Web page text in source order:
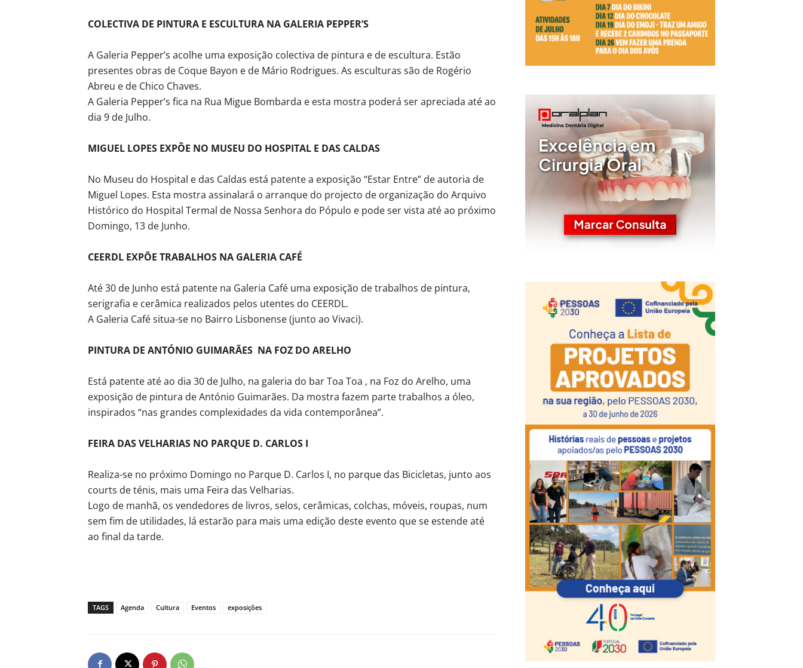
COLECTIVA DE PINTURA E ESCULTURA NA GALERIA PEPPER’S
A Galeria Pepper’s acolhe uma exposição colectiva de pintura e de escultura. Estão
presentes obras de Coque Bayon e de Mário Rodrigues. As esculturas são de Rogério
Abreu e de Chico Chaves.
A Galeria Pepper’s fica na Rua Migue Bombarda e esta mostra poderá ser apreciada até ao
dia 9 de Julho.
MIGUEL LOPES EXPÔE NO MUSEU DO HOSPITAL E DAS CALDAS
No Museu do Hospital e das Caldas está patente a exposição “Estar Entre” de autoria de
Miguel Lopes. Esta mostra assinalará o arranque do projecto de organização do Arquivo
Histórico do Hospital Termal de Nossa Senhora do Pópulo e pode ser vista até ao próximo
Domingo, 13 de Junho.
CEERDL EXPÕE TRABALHOS NA GALERIA CAFÉ
Até 30 de Junho está patente na Galeria Café uma exposição de trabalhos de pintura,
serigrafia e cerâmica realizados pelos utentes do CEERDL.
A Galeria Café situa-se no Bairro Lisbonense (junto ao Vivaci).
PINTURA DE ANTÓNIO GUIMARÃES NA FOZ DO ARELHO
Está patente até ao dia 30 de Julho, na galeria do bar Toa Toa , na Foz do Arelho, uma
exposição de pintura de António Guimarães. Da mostra fazem parte trabalhos a óleo,
inspirados “nas grandes complexidades da vida contemporânea”.
FEIRA DAS VELHARIAS NO PARQUE D. CARLOS I
Realiza-se no próximo Domingo no Parque D. Carlos I, no parque das Bicicletas, junto aos
courts de ténis, mais uma Feira das Velharias.
Logo de manhã, os vendedores de livros, selos, cerâmicas, colchas, móveis, roupas, num
sem fim de utilidades, lá estarão para mais uma edição deste evento que se estende até
ao final da tarde.
TAGS Agenda Cultura Eventos exposições